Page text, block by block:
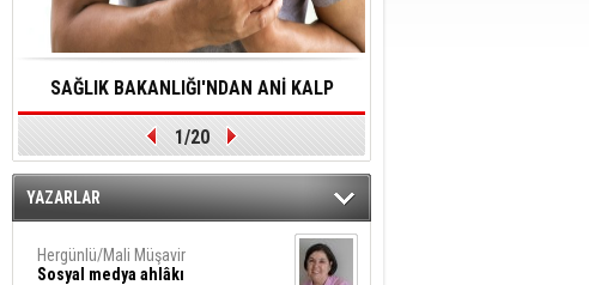
SAĞLIK BAKANLIĞI'NDAN ANİ KALP
DURMALARINA HIZLI MÜDAHALE
EDİLMESİNE YÖNELİK ÖNLENMESİ İÇİN
ÖNEMLİ ADIM
1/20
YAZARLAR
Hergünlü/Mali Müşavir
Sosyal medya ahlâkı